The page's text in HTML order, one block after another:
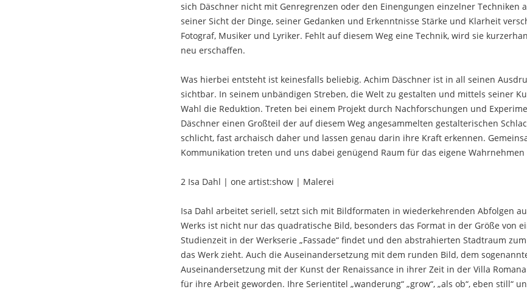
sich Däschner nicht mit Genregrenzen oder den Einengungen einzelner
seiner Sicht der Dinge, seiner Gedanken und Erkenntnisse Stärke und Klarheit
Fotograf, Musiker und Lyriker. Fehlt auf diesem Weg eine Technik, wird sie
neu erschaffen.
Was hierbei entsteht ist keinesfalls beliebig. Achim Däschner ist in all seinen
sichtbar. In seinem unbändigen Streben, die Welt zu gestalten und mittels seiner
Wahl die Reduktion. Treten bei einem Projekt durch Nachforschungen und
Däschner einen Großteil der auf diesem Weg angesammelten gestalterischen
schlicht, fast archaisch daher und lassen genau darin ihre Kraft erkennen.
Kommunikation treten und uns dabei genügend Raum für das eigene
2 Isa Dahl | one artist:show | Malerei
Isa Dahl arbeitet seriell, setzt sich mit Bildformaten in wiederkehrenden Abfolgen
Werks ist nicht nur das quadratische Bild, besonders das Format in der Größe von
Studienzeit in der Werkserie „Fassade“ findet und den abstrahierten Stadtraum
das Werk zieht. Auch die Auseinandersetzung mit dem runden Bild, dem
Auseinandersetzung mit der Kunst der Renaissance in ihrer Zeit in der Villa
für ihre Arbeit geworden. Ihre Serientitel „wanderung“ „grow“, „als ob“, eben still“